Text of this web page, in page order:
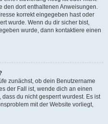
den dort enthaltenen Anweisungen.
korrekt eingegeben hast oder
wurde. Wenn du dir sicher bist,
wurde, dann kontaktiere einen
zunächst, ob dein Benutzername
der Fall ist, wende dich an einen
du nicht gesperrt wurdest. Es ist
mit der Website vorliegt,